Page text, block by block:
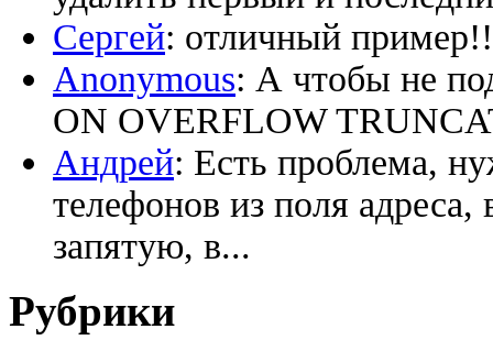
Сергей: отличный
Anonymous: А чтобы не
ON OVERFLOW
Андрей: Есть проблема,
телефонов из поля адреса,
запятую, в...
Рубрики